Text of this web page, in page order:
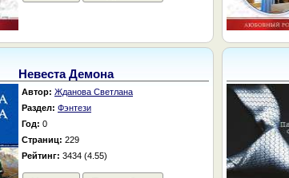
Невеста Демона
Автор: Жданова Светлана
Раздел: Фэнтези
Год: 0
Страниц: 229
Рейтинг: 3434 (4.55)